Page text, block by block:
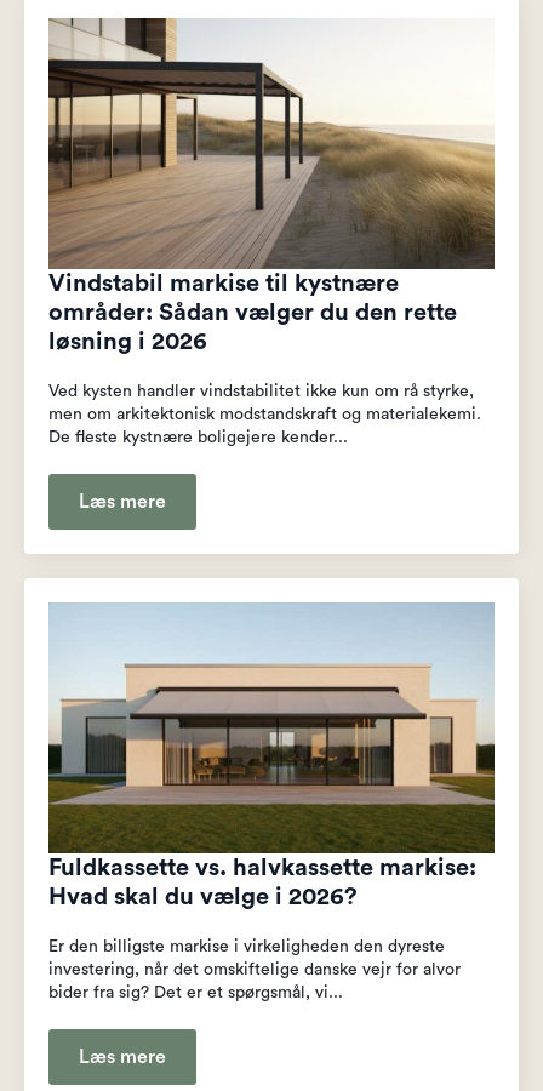
Vindstabil markise til kystnære
områder: Sådan vælger du den rette
løsning i 2026
Ved kysten handler vindstabilitet ikke kun om rå styrke,
men om arkitektonisk modstandskraft og materialekemi.
De fleste kystnære boligejere kender...
Læs mere
Fuldkassette vs. halvkassette markise:
Hvad skal du vælge i 2026?
Er den billigste markise i virkeligheden den dyreste
investering, når det omskiftelige danske vejr for alvor
bider fra sig? Det er et spørgsmål, vi...
Læs mere